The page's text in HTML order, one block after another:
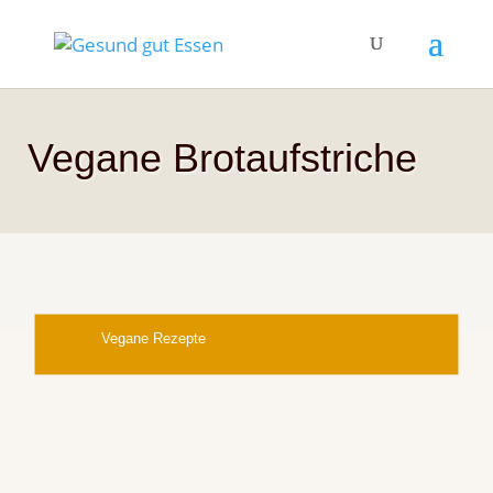
Vegane Brotaufstriche
Vegane Rezepte